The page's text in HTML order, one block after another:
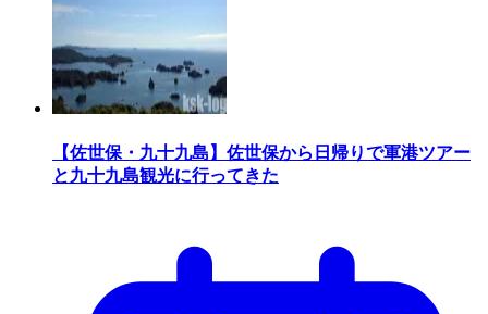
【佐世保・九十九島】佐世保から日帰りで軍港ツアー
と九十九島観光に行ってきた